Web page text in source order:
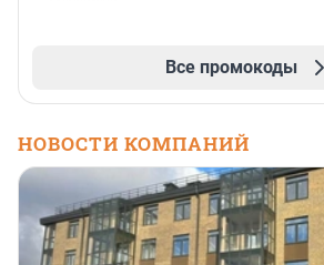
Все промокоды
НОВОСТИ КОМПАНИЙ